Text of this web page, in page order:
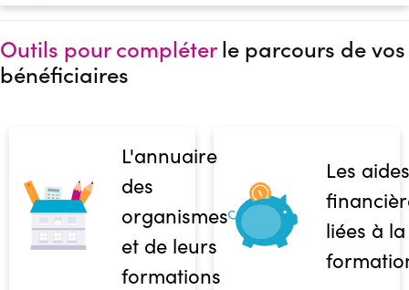
Outils pour compléterle parcours de vos
bénéficiaires
L'annuaire
des
organismes
et de leurs
formations
Les aides
liées à la